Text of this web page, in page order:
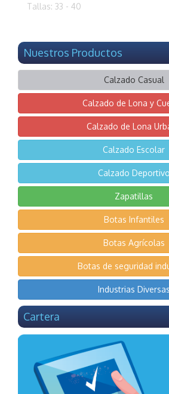
Tallas: 33 - 40
Nuestros Productos
Calzado Casual
Calzado de Lona y
Calzado de Lona
Calzado Escolar
Calzado Deportivo
Zapatillas
Botas Infantiles
Botas Agrícolas
Botas de seguridad
Industrias Diversas
Cartera